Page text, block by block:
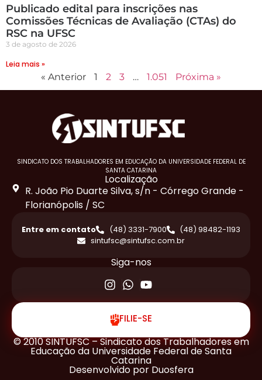
Publicado edital para inscrições nas
Comissões Técnicas de Avaliação (CTAs) do
RSC na UFSC
3 de agosto de 2026
Leia mais »
« Anterior 1 2 3 … 1.051 Próxima »
SINDICATO DOS TRABALHADORES EM EDUCAÇÃO DA UNIVERSIDADE FEDERAL DE
SANTA CATARINA
Localização
R. João Pio Duarte Silva, s/n - Córrego Grande -
Florianópolis / SC
Siga-nos
Entre em contato (48) 3331-7900
(48) 98482-1193
sintufsc@sintufsc.com.br
FILIE-SE
© 2010 SINTUFSC – Sindicato dos Trabalhadores em
Educação da Universidade Federal de Santa
Catarina
Desenvolvido por Duosfera